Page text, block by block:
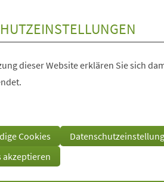
dieser Website erklären Sie sich
Cookies
akzeptieren